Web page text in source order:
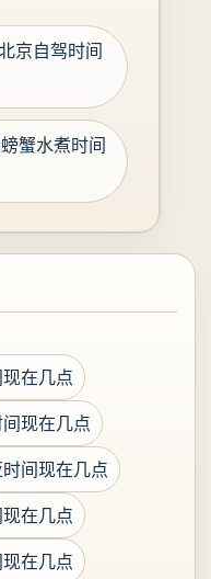
京自驾时间
蟹水煮时间
在几点
现在几点
间现在几点
在几点
在几点